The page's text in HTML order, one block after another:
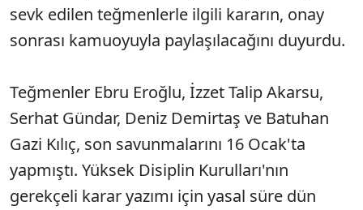
sevk edilen teğmenlerle ilgili kararın, onay
sonrası kamuoyuyla paylaşılacağını duyurdu.
Teğmenler Ebru Eroğlu, İzzet Talip Akarsu,
Serhat Gündar, Deniz Demirtaş ve Batuhan
Gazi Kılıç, son savunmalarını 16 Ocak'ta
yapmıştı. Yüksek Disiplin Kurulları'nın
gerekçeli karar yazımı için yasal süre dün